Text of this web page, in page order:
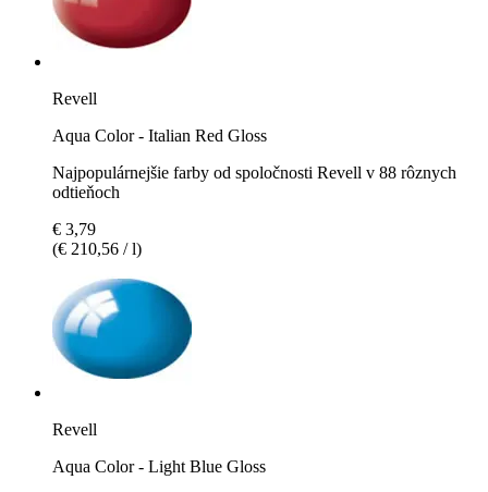
Revell
Aqua Color - Italian Red Gloss
Najpopulárnejšie farby od spoločnosti Revell v 88 rôznych
odtieňoch
€ 3,79
(€ 210,56 / l)
Revell
Aqua Color - Light Blue Gloss